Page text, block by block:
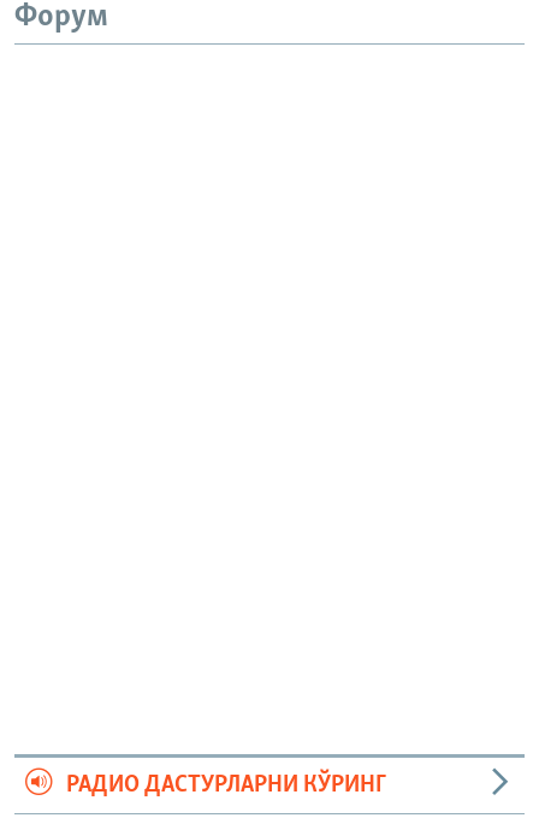
Форум
РАДИО ДАСТУРЛАРНИ КЎРИНГ